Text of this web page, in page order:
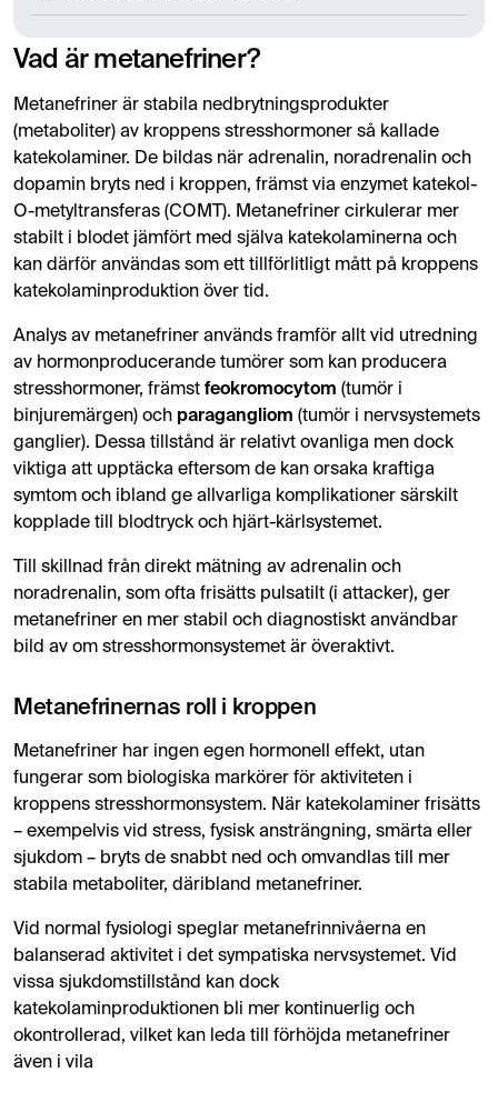
Vad är metanefriner?
Metanefriner är stabila nedbrytningsprodukter
(metaboliter) av kroppens stresshormoner så kallade
katekolaminer. De bildas när adrenalin, noradrenalin och
dopamin bryts ned i kroppen, främst via enzymet katekol-
O-metyltransferas (COMT). Metanefriner cirkulerar mer
stabilt i blodet jämfört med själva katekolaminerna och
kan därför användas som ett tillförlitligt mått på kroppens
katekolaminproduktion över tid.
Analys av metanefriner används framför allt vid utredning
av hormonproducerande tumörer som kan producera
stresshormoner, främst feokromocytom (tumör i
binjuremärgen) och paragangliom (tumör i nervsystemets
ganglier). Dessa tillstånd är relativt ovanliga men dock
viktiga att upptäcka eftersom de kan orsaka kraftiga
symtom och ibland ge allvarliga komplikationer särskilt
kopplade till blodtryck och hjärt-kärlsystemet.
Till skillnad från direkt mätning av adrenalin och
noradrenalin, som ofta frisätts pulsatilt (i attacker), ger
metanefriner en mer stabil och diagnostiskt användbar
bild av om stresshormonsystemet är överaktivt.
Metanefrinernas roll i kroppen
Metanefriner har ingen egen hormonell effekt, utan
fungerar som biologiska markörer för aktiviteten i
kroppens stresshormonsystem. När katekolaminer frisätts
– exempelvis vid stress, fysisk ansträngning, smärta eller
sjukdom – bryts de snabbt ned och omvandlas till mer
stabila metaboliter, däribland metanefriner.
Vid normal fysiologi speglar metanefrinnivåerna en
balanserad aktivitet i det sympatiska nervsystemet. Vid
vissa sjukdomstillstånd kan dock
katekolaminproduktionen bli mer kontinuerlig och
okontrollerad, vilket kan leda till förhöjda metanefriner
även i vila